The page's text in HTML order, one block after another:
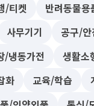
/티켓 반려동물용
사무기기 공구/
/냉동가전 생활소
화 교육/학습